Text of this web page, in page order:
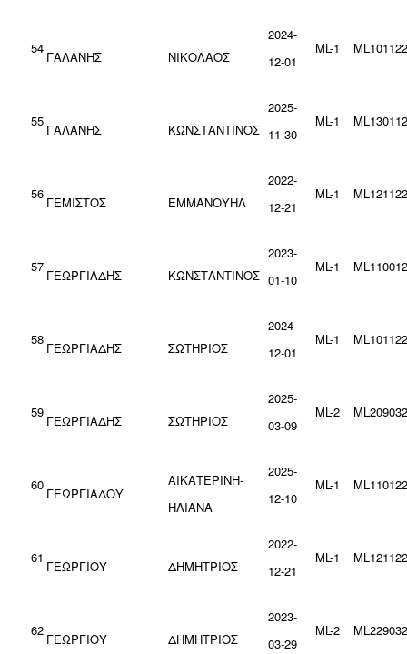
54
ΓΑΛΑΝΗΣ ΝΙΚΟΛΑΟΣ
2024-
12-01
ML-1
55
ΓΑΛΑΝΗΣ ΚΩΝΣΤΑΝΤΙΝΟΣ
2025-
11-30
ML-1
56
ΓΕΜΙΣΤΟΣ ΕΜΜΑΝΟΥΗΛ
2022-
12-21
ML-1
57
ΓΕΩΡΓΙΑΔΗΣ ΚΩΝΣΤΑΝΤΙΝΟΣ
2023-
01-10
ML-1
58
ΓΕΩΡΓΙΑΔΗΣ ΣΩΤΗΡΙΟΣ
2024-
12-01
ML-1
59
ΓΕΩΡΓΙΑΔΗΣ ΣΩΤΗΡΙΟΣ
2025-
03-09
ML-2
60
ΓΕΩΡΓΙΑΔΟΥ
ΑΙΚΑΤΕΡΙΝΗ-
ΗΛΙΑΝΑ
2025-
12-10
ML-1
61
ΓΕΩΡΓΙΟΥ ΔΗΜΗΤΡΙΟΣ
2022-
12-21
ML-1
62
ΓΕΩΡΓΙΟΥ ΔΗΜΗΤΡΙΟΣ
2023-
03-29
ML-2